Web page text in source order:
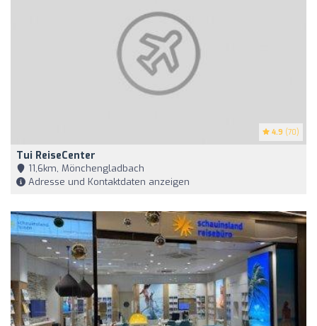
4.9 (70)
Tui ReiseCenter
11,6km, Mönchengladbach
Adresse und Kontaktdaten anzeigen